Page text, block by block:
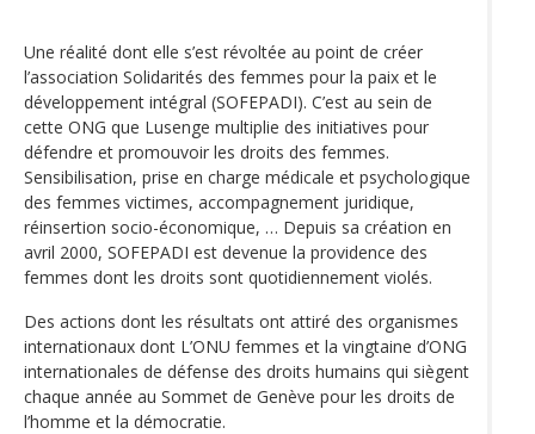
Une réalité dont elle s’est révoltée au point de créer
l’association Solidarités des femmes pour la paix et le
développement intégral (SOFEPADI). C’est au sein de
cette ONG que Lusenge multiplie des initiatives pour
défendre et promouvoir les droits des femmes.
Sensibilisation, prise en charge médicale et psychologique
des femmes victimes, accompagnement juridique,
réinsertion socio-économique, … Depuis sa création en
avril 2000, SOFEPADI est devenue la providence des
femmes dont les droits sont quotidiennement violés.
Des actions dont les résultats ont attiré des organismes
internationaux dont L’ONU femmes et la vingtaine d’ONG
internationales de défense des droits humains qui siègent
chaque année au Sommet de Genève pour les droits de
l’homme et la démocratie.